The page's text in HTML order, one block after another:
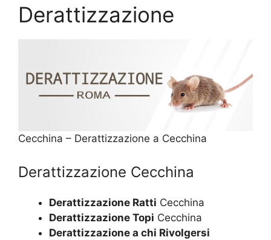
Derattizzazione
Cecchina – Derattizzazione a Cecchina
Derattizzazione Cecchina
Derattizzazione Ratti Cecchina
Derattizzazione Topi Cecchina
Derattizzazione a chi Rivolgersi